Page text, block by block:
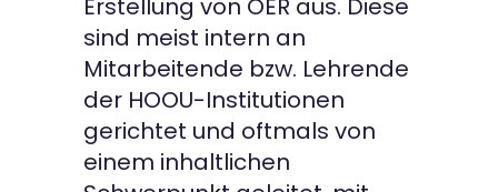
sind meist intern an
Mitarbeitende bzw. Lehrende
der HOOU-Institutionen
gerichtet und oftmals von
einem inhaltlichen